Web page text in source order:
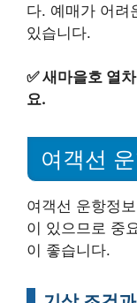
다. 예매가 어려
있습니다.
✅새마을호 열
요.
여객선
여객선 운항정
이 있으므로 중
이 좋습니다.